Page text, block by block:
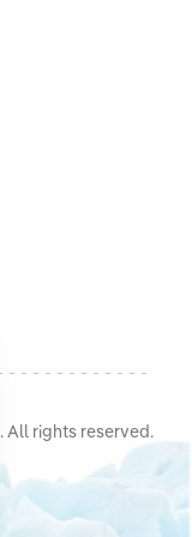
. All rights reserved.